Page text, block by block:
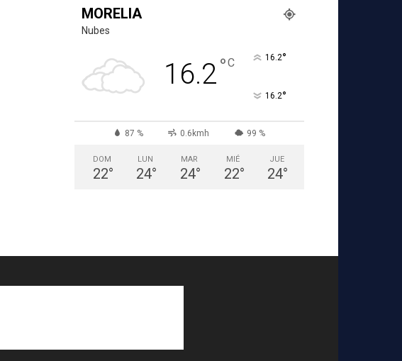
MORELIA
Nubes
16.2°C 16.2°
16.2°
87 % 0.6kmh 99 %
DOM
22°
LUN
24°
MAR
24°
MIÉ
22°
JUE
24°